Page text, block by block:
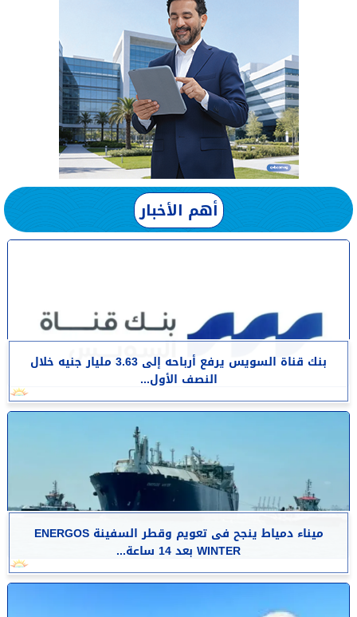
أهم الأخبار
بنك قناة السويس يرفع أرباحه إلى 3.63 مليار جنيه خلال
النصف الأول...
​ميناء دمياط ينجح فى تعويم وقطر السفينة ENERGOS
WINTER بعد 14 ساعة...